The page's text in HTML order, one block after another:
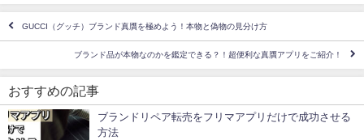
GUCCI（グッチ）ブランド真贋を極めよう！本物と偽物の見分け方
ブランド品が本物なのかを鑑定できる？！超便利な真贋アプリをご紹介！
おすすめの記事
ブランドリペア転売をフリマアプリだけで成功させる
方法